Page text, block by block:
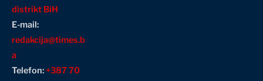
distrikt BiH
E-mail:
redakcija@times.b
a
Telefon:+387 70